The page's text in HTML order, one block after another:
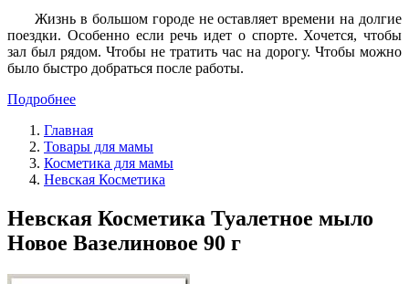
Жизнь в большом городе не оставляет времени на долгие
поездки. Особенно если речь идет о спорте. Хочется, чтобы
зал был рядом. Чтобы не тратить час на дорогу. Чтобы можно
было быстро добраться после работы.
Подробнее
Главная
Товары для мамы
Косметика для мамы
Невская Косметика
Невская Косметика Туалетное мыло
Новое Вазелиновое 90 г